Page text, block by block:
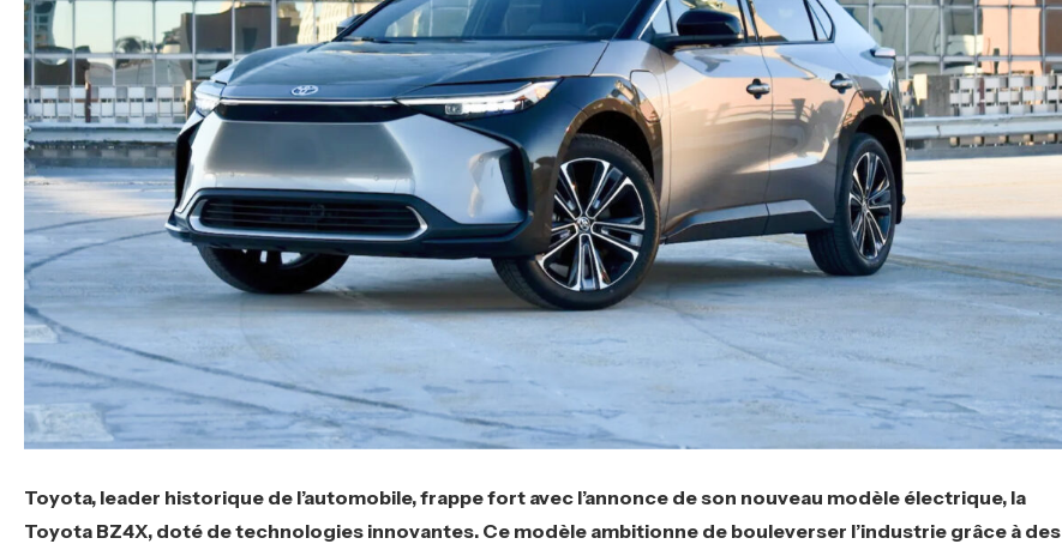
Toyota, leader historique de l’automobile, frappe fort avec l’annonce de son nouveau modèle électrique, la
Toyota BZ4X, doté de technologies innovantes. Ce modèle ambitionne de bouleverser l’industrie grâce à des